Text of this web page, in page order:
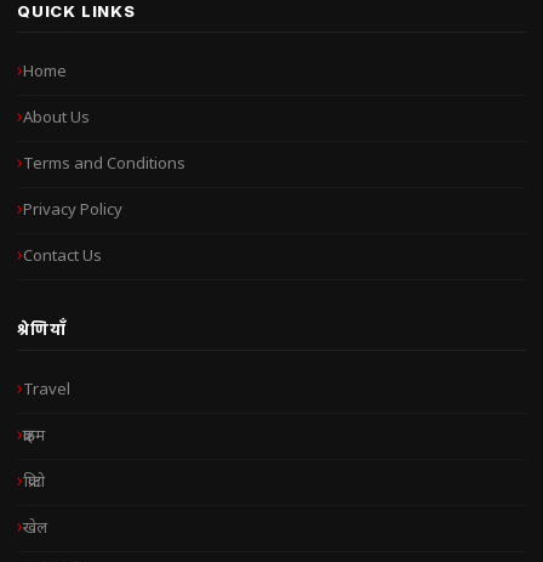
QUICK LINKS
Home
About Us
Terms and Conditions
Privacy Policy
Contact Us
श्रेणियाँ
Travel
क्राइम
क्रिप्टो
खेल